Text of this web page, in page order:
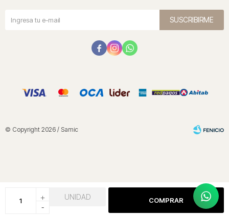
+
-
UNIDAD COMPRAR
SUSCRIBIRME
  
© Copyright 2026 / Samic
Fenicio